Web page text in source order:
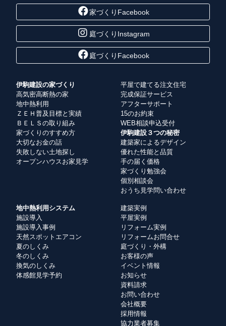
家づくりFacebook
庭づくりInstagram
庭づくりFacebook
伊駒建設の家づくり
高気密高断熱の家
地中熱利用
ＺＥＨ普及目標と実績
ＢＥＬＳの取り組み
家づくりのすすめ方
大切なお金の話
失敗しない土地探し
オープンハウスお家見学
平屋で建てる注文住宅
完成保証サービス
アフターサポート
15のお約束
WEB相談申込受付
伊駒建設３つの秘密
建築家によるデザイン
優れた性能と品質
手の届く価格
家づくり勉強会
個別相談会
おうち見学問い合わせ
地中熱利用システム
施設導入
施設導入事例
天然スポットエアコン
夏のしくみ
冬のしくみ
換気のしくみ
体感館見学予約
建築実例
平屋実例
リフォーム実例
リフォームお問合せ
庭づくり・外構
お客様の声
イベント情報
お知らせ
資料請求
お問い合わせ
会社概要
採用情報
協力業者募集